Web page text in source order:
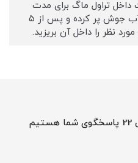
تراول ماگ برای مدت
زمان بیشتر نیز ابتدا آن را با آب جوش پر کرده و پس از ۵
نظر را داخل آن بریزید.